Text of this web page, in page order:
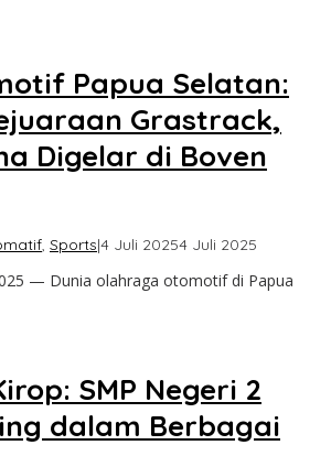
Papua Selatan:
Grastrack,
Digelar di Boven
, Sports|4 Juli 20254 Juli 2025
Digoel
— Dunia olahraga otomotif di Papua
SMP Negeri 2
dalam Berbagai